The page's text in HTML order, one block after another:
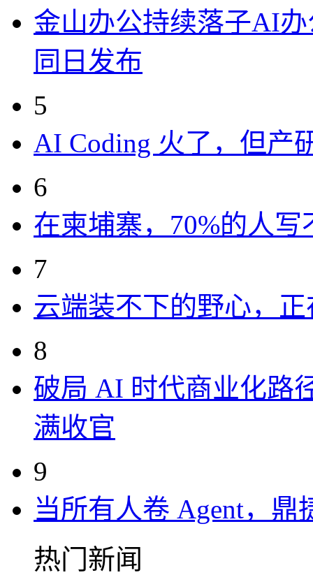
金山办公持续落子AI办
同日发布
5
AI Coding 火了，但产
6
在柬埔寨，70%的人写
7
云端装不下的野心，
8
破局 AI 时代商业化路
满收官
9
当所有人卷 Agent，
热门新闻